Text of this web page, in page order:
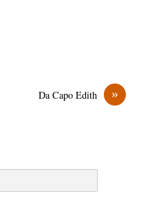
»
Da Capo Edith